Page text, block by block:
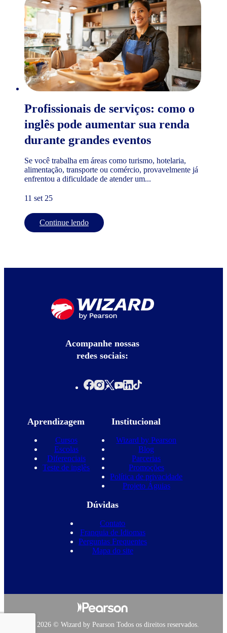
Profissionais de serviços: como o
inglês pode aumentar sua renda
durante grandes eventos
Se você trabalha em áreas como turismo, hotelaria,
alimentação, transporte ou comércio, provavelmente já
enfrentou a dificuldade de atender um...
11 set 25
Continue lendo
Acompanhe nossas
redes sociais:
Aprendizagem
Cursos
Escolas
Diferenciais
Teste de inglês
Institucional
Wizard by Pearson
Blog
Parcerias
Promoções
Política de privacidade
Projeto Águias
Dúvidas
Contato
Franquia de Idiomas
Perguntas Frequentes
Mapa do site
Copyright 2026 © Wizard by Pearson Todos os direitos reservados.